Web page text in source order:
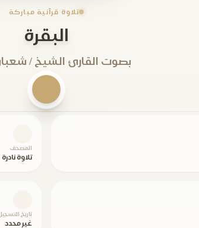
تلاوة قرآنية مباركة
البقرة
بصوت القارئ الشيخ /
المصحف
تلاوة نادرة
تاريخ التسجيل
غير محدد